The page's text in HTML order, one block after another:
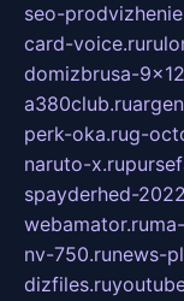
seo-
card-voice.ru
domizbrusa-
a380club.ru
perk-oka.rug-
naruto-x.ru
spayderhed-
webamator.ru
nv-750.runews-
dizfiles.ru